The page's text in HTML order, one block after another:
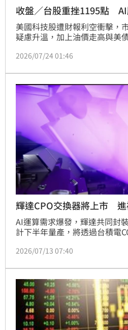
收盤／台股重挫1195點
美國科技股遭財報利空衝擊，
疑慮升溫，加上油價走高與美
數重挫1195.97點，收在
上市成交金額約7924.35億元
億元，電子權值股與AI概念股
偏向保守。
2026/07/24 01:46
輝達CPO交換器將上市 進
AI運算需求爆發，輝達共同封
計下半年量產，將透過台積電
好台積電PIC產能將由每月500
科、訊芯-KY、聯鈞、智邦、
設備業者同步受惠。儘管先前
隨產業升級趨勢明確，加上外
達-KY等個股，顯示市場對
力持樂觀態度，投資人可持續
2026/07/13 07:40